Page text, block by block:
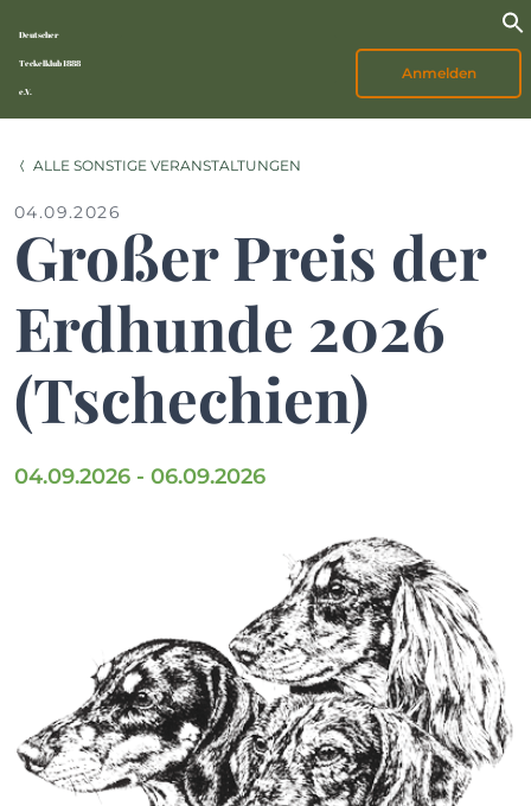
Deutscher
Teckelklub 1888
e.V.
Anmelden
ALLE SONSTIGE VERANSTALTUNGEN
04.09.2026
Großer Preis der
Erdhunde 2026
(Tschechien)
04.09.2026 - 06.09.2026